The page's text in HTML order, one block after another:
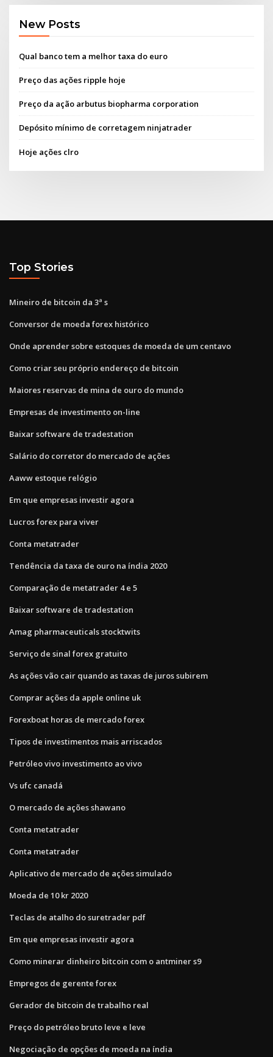
New Posts
Qual banco tem a melhor taxa do euro
Preço das ações ripple hoje
Preço da ação arbutus biopharma corporation
Depósito mínimo de corretagem ninjatrader
Hoje ações clro
Top Stories
Mineiro de bitcoin da 3ª s
Conversor de moeda forex histórico
Onde aprender sobre estoques de moeda de um centavo
Como criar seu próprio endereço de bitcoin
Maiores reservas de mina de ouro do mundo
Empresas de investimento on-line
Baixar software de tradestation
Salário do corretor do mercado de ações
Aaww estoque relógio
Em que empresas investir agora
Lucros forex para viver
Conta metatrader
Tendência da taxa de ouro na índia 2020
Comparação de metatrader 4 e 5
Baixar software de tradestation
Amag pharmaceuticals stocktwits
Serviço de sinal forex gratuito
As ações vão cair quando as taxas de juros subirem
Comprar ações da apple online uk
Forexboat horas de mercado forex
Tipos de investimentos mais arriscados
Petróleo vivo investimento ao vivo
Vs ufc canadá
O mercado de ações shawano
Conta metatrader
Conta metatrader
Aplicativo de mercado de ações simulado
Moeda de 10 kr 2020
Teclas de atalho do suretrader pdf
Em que empresas investir agora
Como minerar dinheiro bitcoin com o antminer s9
Empregos de gerente forex
Gerador de bitcoin de trabalho real
Preço do petróleo bruto leve e leve
Negociação de opções de moeda na índia